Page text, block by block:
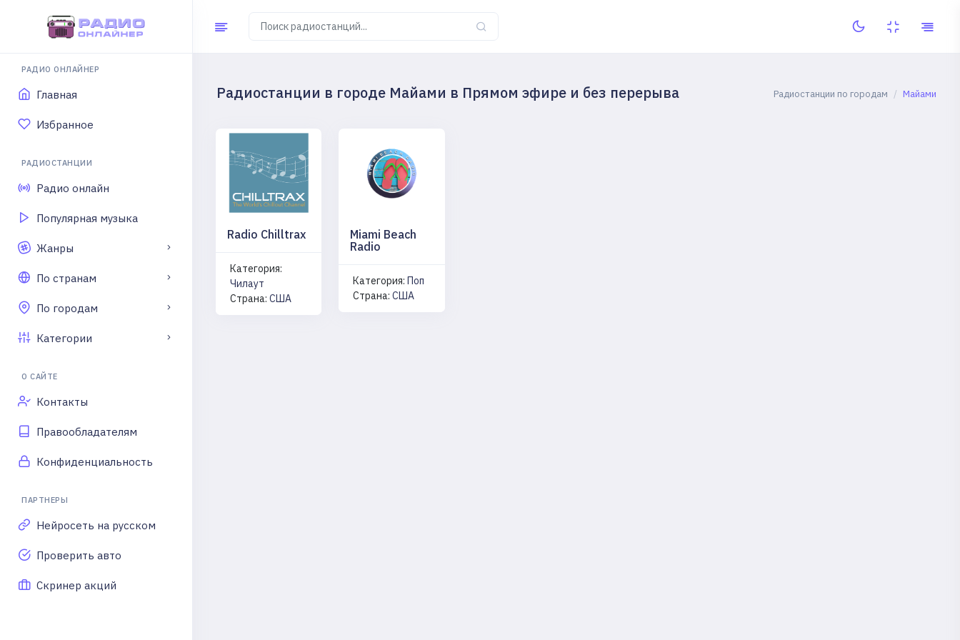
РАДИО ОНЛАЙНЕР
Главная
Избранное
РАДИОСТАНЦИИ
Радио онлайн
Популярная музыка
Жанры
По странам
По городам
Категории
О САЙТЕ
Контакты
Правообладателям
Конфиденциальность
ПАРТНЕРЫ
Нейросеть на русском
Проверить авто
Скринер акций
Радиостанции в городе Майами в Прямом эфире и без перерыва Радиостанции по городам Майами
Radio Chilltrax
Категория:
Чилаут
Страна: США
Miami Beach
Radio
Категория:Поп
Страна:США